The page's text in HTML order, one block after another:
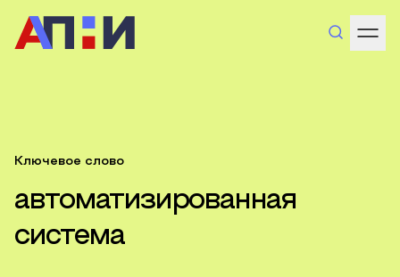
Ключевое слово
автоматизированная
система